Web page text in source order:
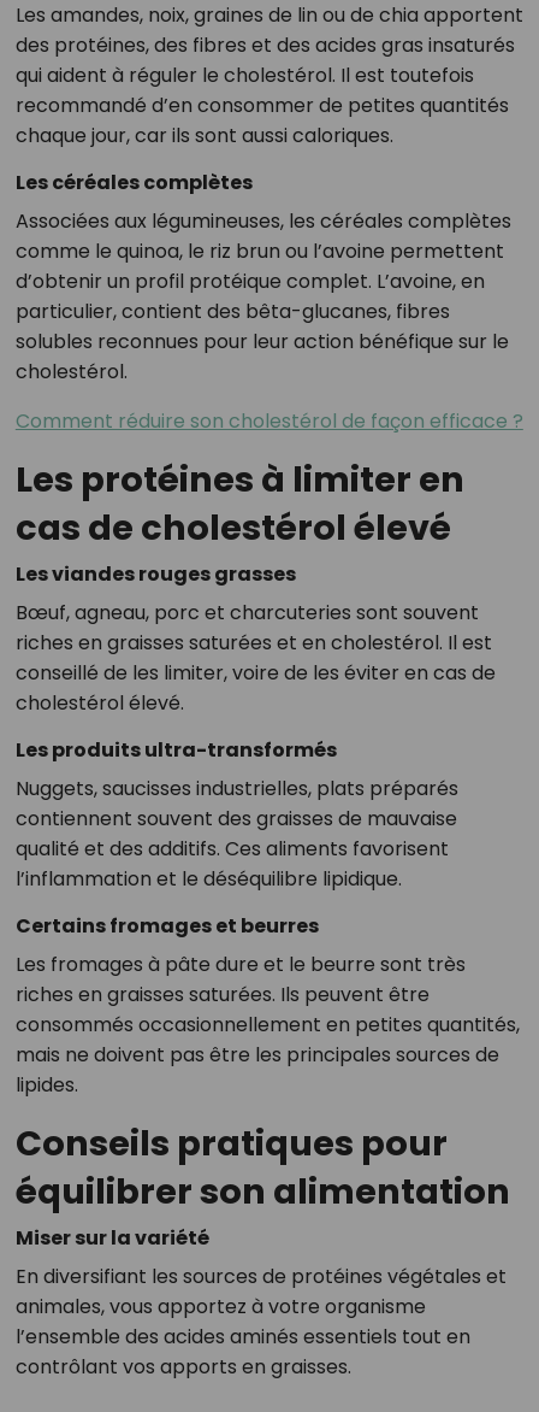
Les amandes, noix, graines de lin ou de chia apportent
des protéines, des fibres et des acides gras insaturés
qui aident à réguler le cholestérol. Il est toutefois
recommandé d’en consommer de petites quantités
chaque jour, car ils sont aussi caloriques.
Les céréales complètes
Associées aux légumineuses, les céréales complètes
comme le quinoa, le riz brun ou l’avoine permettent
d’obtenir un profil protéique complet. L’avoine, en
particulier, contient des bêta-glucanes, fibres
solubles reconnues pour leur action bénéfique sur le
cholestérol.
Comment réduire son cholestérol de façon efficace ?
Les protéines à limiter en
cas de cholestérol élevé
Les viandes rouges grasses
Bœuf, agneau, porc et charcuteries sont souvent
riches en graisses saturées et en cholestérol. Il est
conseillé de les limiter, voire de les éviter en cas de
cholestérol élevé.
Les produits ultra-transformés
Nuggets, saucisses industrielles, plats préparés
contiennent souvent des graisses de mauvaise
qualité et des additifs. Ces aliments favorisent
l’inflammation et le déséquilibre lipidique.
Certains fromages et beurres
Les fromages à pâte dure et le beurre sont très
riches en graisses saturées. Ils peuvent être
consommés occasionnellement en petites quantités,
mais ne doivent pas être les principales sources de
lipides.
Conseils pratiques pour
équilibrer son alimentation
Miser sur la variété
En diversifiant les sources de protéines végétales et
animales, vous apportez à votre organisme
l’ensemble des acides aminés essentiels tout en
contrôlant vos apports en graisses.